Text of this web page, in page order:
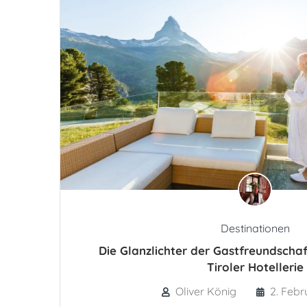
Destinationen
Die Glanzlichter der
Tiroler Hotellerie
Oliver König 2.